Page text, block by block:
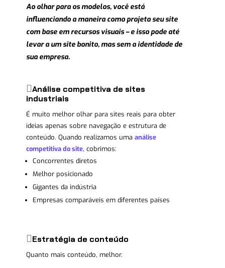
Ao olhar para os modelos, você está
influenciando a maneira como projeta seu site
com base em recursos visuais – e isso pode até
levar a um site bonito, mas sem a identidade de
sua empresa.
Análise competitiva de sites
industriais
É muito melhor olhar para sites reais para obter
ideias apenas sobre navegação e estrutura de
conteúdo. Quando realizamos uma análise
competitiva do site, cobrimos:
Concorrentes diretos
Melhor posicionado
Gigantes da indústria
Empresas comparáveis ​​em diferentes países
Estratégia de conteúdo
Quanto mais conteúdo, melhor.